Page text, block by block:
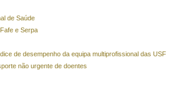
de Saúde
e Serpa
de desempenho da equipa multiprofissional das USF
não urgente de doentes